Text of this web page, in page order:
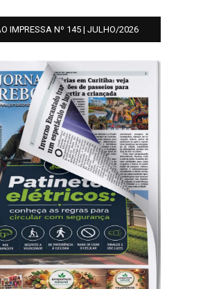
IMPRESSA Nº 145 | JULHO/2026